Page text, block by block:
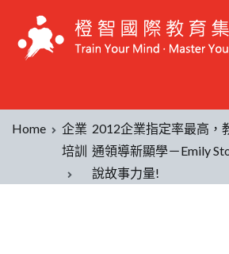
Home
企業
培訓
2012企業指定率最高，
通領導新顯學－Emily
說故事力量!